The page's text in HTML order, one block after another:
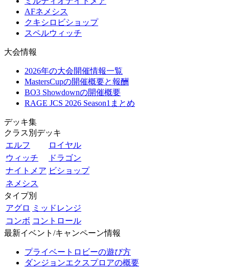
AFネメシス
クキシロビショップ
スペルウィッチ
大会情報
2026年の大会開催情報一覧
MastersCupの開催概要と報酬
BO3 Showdownの開催概要
RAGE JCS 2026 Season1まとめ
デッキ集
クラス別デッキ
エルフ
ロイヤル
ウィッチ
ドラゴン
ナイトメア ビショップ
ネメシス
タイプ別
アグロ
ミッドレンジ
コンボ コントロール
最新イベント/キャンペーン情報
プライベートロビーの遊び方
ダンジョンエクスプロアの概要